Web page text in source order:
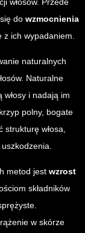
do wzmocnienia
z ich wypadaniem.
naturalnych
Naturalne
i nadają im
polny, bogate
włosa,
metod jest wzrost
składników
w skórze